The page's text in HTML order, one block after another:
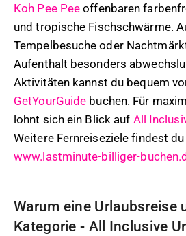
Koh Pee Pee offenbaren
und tropische Fischschwärme.
Tempelbesuche oder
Aufenthalt besonders
Aktivitäten kannst du bequem
GetYourGuide buchen. Für
lohnt sich ein Blick auf All
Weitere Fernreiseziele findest
www.lastminute-billiger-
Warum eine Urlaubsreise
Kategorie - All Inclusive